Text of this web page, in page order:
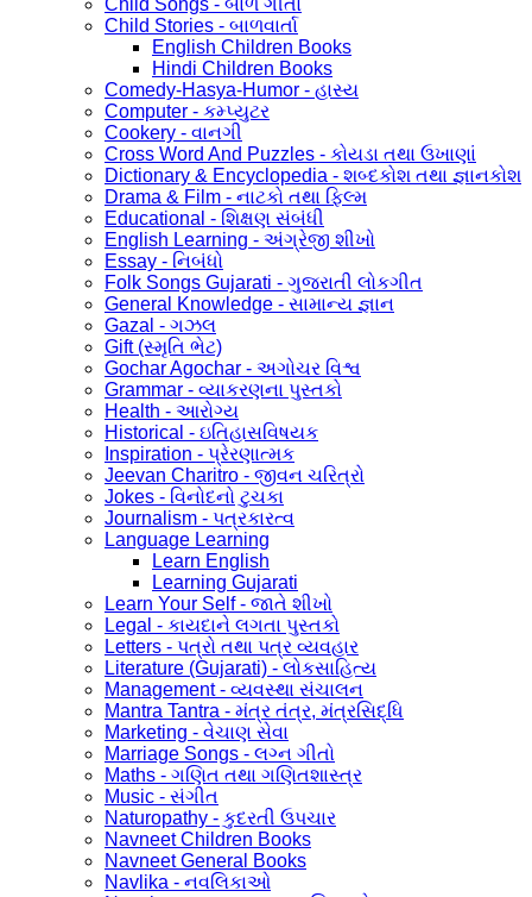
Child Songs - બાળ ગીતો
Child Stories - બાળવાર્તા
English Children Books
Hindi Children Books
Comedy-Hasya-Humor - હાસ્ય
Computer - કમ્પ્યુટર
Cookery - વાનગી
Cross Word And Puzzles - કોયડા તથા ઉખાણાં
Dictionary & Encyclopedia - શબ્દકોશ તથા જ્ઞાનકોશ
Drama & Film - નાટકો તથા ફિલ્મ
Educational - શિક્ષણ સંબંધી
English Learning - અંગ્રેજી શીખો
Essay - નિબંધો
Folk Songs Gujarati - ગુજરાતી લોકગીત
General Knowledge - સામાન્ય જ્ઞાન
Gazal - ગઝલ
Gift (સ્મૃતિ ભેટ)
Gochar Agochar - અગોચર વિશ્વ
Grammar - વ્યાકરણના પુસ્તકો
Health - આરોગ્ય
Historical - ઇતિહાસવિષયક
Inspiration - પ્રેરણાત્મક
Jeevan Charitro - જીવન ચરિત્રો
Jokes - વિનોદનો ટુચકા
Journalism - પત્રકારત્વ
Language Learning
Learn English
Learning Gujarati
Learn Your Self - જાતે શીખો
Legal - કાયદાને લગતા પુસ્તકો
Letters - પત્રો તથા પત્ર વ્યવહાર
Literature (Gujarati) - લોકસાહિત્ય
Management - વ્યવસ્થા સંચાલન
Mantra Tantra - મંત્ર તંત્ર, મંત્રસિદ્ધિ
Marketing - વેચાણ સેવા
Marriage Songs - લગ્ન ગીતો
Maths - ગણિત તથા ગણિતશાસ્ત્ર
Music - સંગીત
Naturopathy - કુદરતી ઉપચાર
Navneet Children Books
Navneet General Books
Navlika - નવલિકાઓ